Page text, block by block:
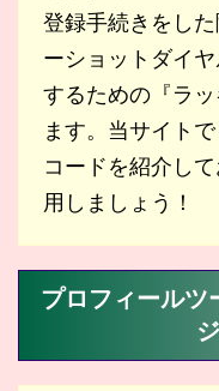
登録手続きをし
ーショットダイ
するための『ラ
ます。当サイト
コードを紹介し
用しましょう！
プロフィールツ